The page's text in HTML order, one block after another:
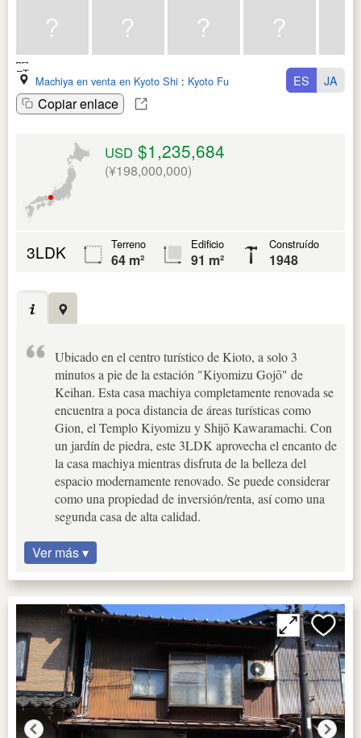
Machiya en venta en Kyoto Shi : Kyoto Fu
Copiar enlace
ES JA
USD $1,235,684
(¥198,000,000)
3LDK Terreno
64 m²
Edificio
91 m²
Construído
1948
Ubicado en el centro turístico de Kioto, a solo 3
minutos a pie de la estación "Kiyomizu Gojō" de
Keihan. Esta casa machiya completamente renovada se
encuentra a poca distancia de áreas turísticas como
Gion, el Templo Kiyomizu y Shijō Kawaramachi. Con
un jardín de piedra, este 3LDK aprovecha el encanto de
la casa machiya mientras disfruta de la belleza del
espacio modernamente renovado. Se puede considerar
como una propiedad de inversión/renta, así como una
segunda casa de alta calidad.
Ver más ▾